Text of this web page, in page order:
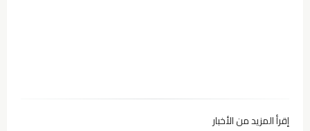
إقرأ المزيد من الأخبار